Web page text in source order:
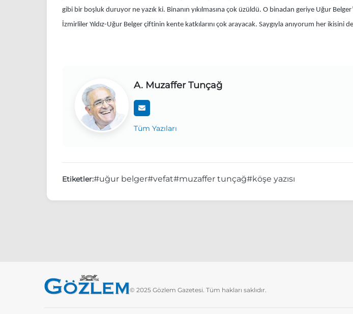
gibi bir boşluk duruyor ne yazık ki. Binanın yıkılmasına çok üzüldü. O binadan geriye Uğur
İzmirliler Yıldız-Uğur Belger çiftinin kente katkılarını çok arayacak. Saygıyla anıyorum her ikisini
A. Muzaffer Tunçağ
Tüm Yazıları
Etiketler:#uğur belger#vefat#muzaffer tunçağ#köşe yazısı
© 2025 Gözlem Gazetesi. Tüm hakları saklıdır.